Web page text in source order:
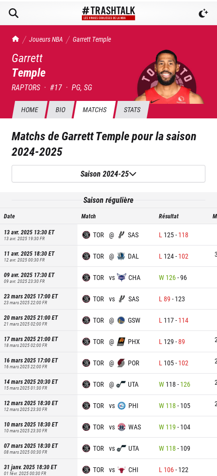
TrashTalk Actu NBA
Joueurs NBA Garrett Temple
Garrett
Temple
RAPTORS · #17 · PG, SG
HOME BIO MATCHS STATS
Matchs deGarrett Templepour la saison
2024-2025
Saison 2024-25
Saison régulière
Date Match Résultat
13 avr. 2025 13:30ET
13 avr. 2025 19:30FR TOR @ SAS L 125- 118
11 avr. 2025 18:30ET
12 avr. 2025 00:30FR TOR @ DAL L 124- 102
09 avr. 2025 17:30ET
09 avr. 2025 23:30FR TOR vs CHA W 126-96
23 mars 2025 17:00ET
23 mars 2025 22:00FR TOR vs SAS L 89 - 123
20 mars 2025 21:00ET
21 mars 2025 02:00FR TOR @ GSW L 117- 114
17 mars 2025 21:00ET
18 mars 2025 02:00FR TOR @ PHX L 129 -89
16 mars 2025 17:00ET
16 mars 2025 22:00FR TOR @ POR L 105- 102
14 mars 2025 20:30ET
15 mars 2025 01:30FR TOR @ UTA W 118 - 126
12 mars 2025 18:30ET
12 mars 2025 23:30FR TOR vs PHI W 118 - 105
10 mars 2025 18:30ET
10 mars 2025 23:30FR TOR vs WAS W 119 - 104
07 mars 2025 18:30ET
08 mars 2025 00:30FR TOR vs UTA W 118 - 109
31 janv. 2025 18:30ET
01 févr. 2025 00:30FR TOR vs CHI L 106- 122